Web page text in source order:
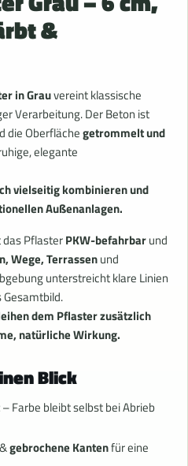
&
in Grauvereint klassische
Verarbeitung. Der Beton ist
die Oberflächegetrommelt und
elegante
vielseitig kombinieren und
Außenanlagen.
das PflasterPKW-befahrbarund
Wege, Terrassenund
unterstreicht klare Linien
dem Pflaster zusätzlich
natürliche Wirkung.
Blick
– Farbe bleibt selbst bei Abrieb
&gebrochene Kantenfür eine